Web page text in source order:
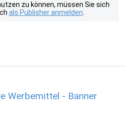
zu können, müssen Sie sich
als Publisher anmelden
Werbemittel - Banner